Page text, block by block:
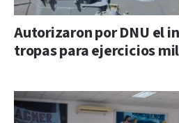
Autorizaron por DNU el
tropas para ejercicios